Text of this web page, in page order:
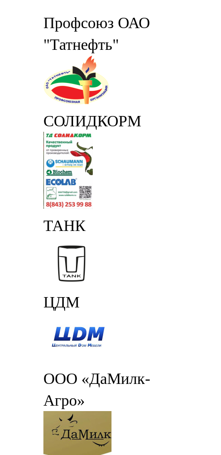
Профсоюз ОАО
"Татнефть"
СОЛИДКОРМ
ТАНК
ЦДМ
ООО «ДаМилк-
Агро»